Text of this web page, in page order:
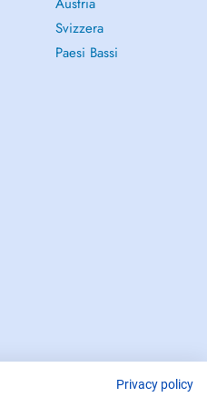
Svizzera
Paesi Bassi
Privacy policy